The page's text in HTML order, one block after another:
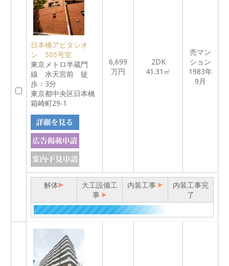
日本橋アビタシオ
ン 505号室
東京メトロ半蔵門
線 水天宮前 徒
歩：3分
東京都中央区日本橋
箱崎町29-1
6,699
万円
2DK
41.31㎡
売マン
ション
1983年
9月
解体
大工設備工
事
内装工事
内装工事完
了